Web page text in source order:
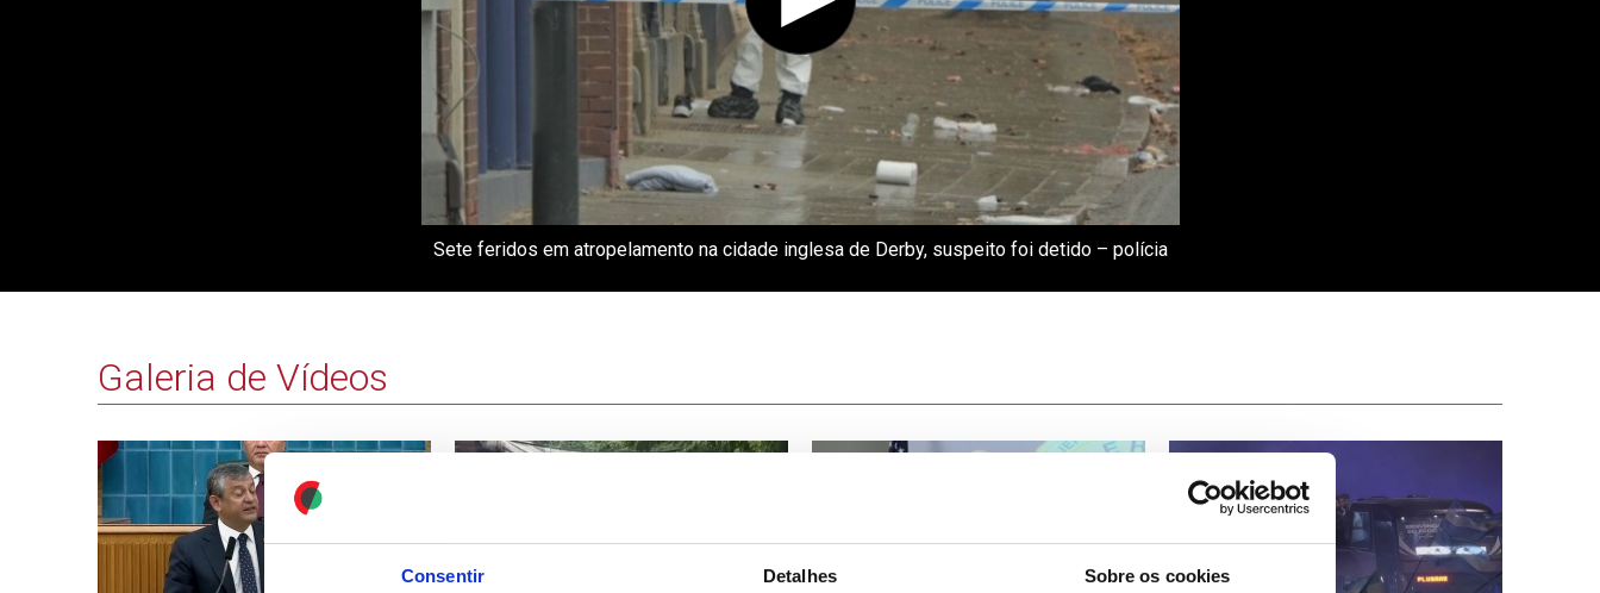
Consentir Detalhes Sobre os cookies
Sete feridos em atropelamento na cidade inglesa de Derby, suspeito foi detido – polícia
Galeria de Vídeos